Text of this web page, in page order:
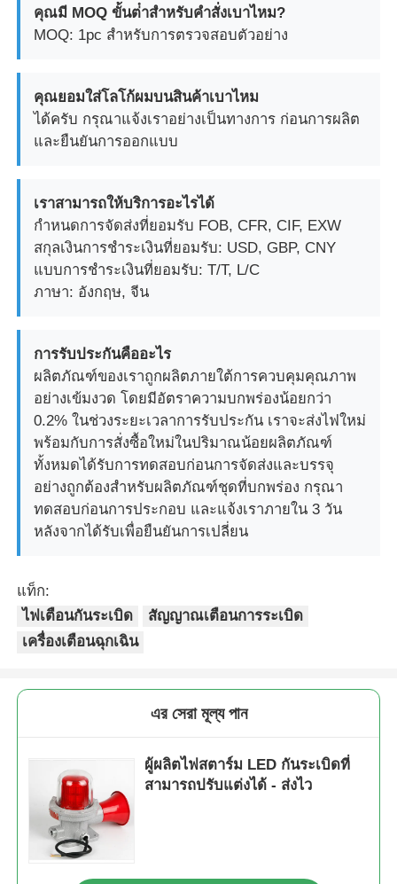
คุณมี MOQ ขั้นต่ําสําหรับคําสั่งเบาไหม?
MOQ: 1pc สําหรับการตรวจสอบตัวอย่าง
คุณยอมใส่โลโก้ผมบนสินค้าเบาไหม
ได้ครับ กรุณาแจ้งเราอย่างเป็นทางการ ก่อนการผลิต
และยืนยันการออกแบบ
เราสามารถให้บริการอะไรได้
กําหนดการจัดส่งที่ยอมรับ FOB, CFR, CIF, EXW
สกุลเงินการชําระเงินที่ยอมรับ: USD, GBP, CNY
แบบการชําระเงินที่ยอมรับ: T/T, L/C
ภาษา: อังกฤษ, จีน
การรับประกันคืออะไร
ผลิตภัณฑ์ของเราถูกผลิตภายใต้การควบคุมคุณภาพ
อย่างเข้มงวด โดยมีอัตราความบกพร่องน้อยกว่า
0.2% ในช่วงระยะเวลาการรับประกัน เราจะส่งไฟใหม่
พร้อมกับการสั่งซื้อใหม่ในปริมาณน้อยผลิตภัณฑ์
ทั้งหมดได้รับการทดสอบก่อนการจัดส่งและบรรจุ
อย่างถูกต้องสําหรับผลิตภัณฑ์ชุดที่บกพร่อง กรุณา
ทดสอบก่อนการประกอบ และแจ้งเราภายใน 3 วัน
หลังจากได้รับเพื่อยืนยันการเปลี่ยน
แท็ก:
ไฟเตือนกันระเบิด
สัญญาณเตือนการระเบิด
เครื่องเตือนฉุกเฉิน
এর সেরা মূল্য পান
ผู้ผลิตไฟสตาร์ม LED กันระเบิดที่
สามารถปรับแต่งได้ - ส่งไว